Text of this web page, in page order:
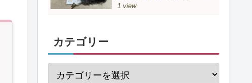
1 view
カテゴリー